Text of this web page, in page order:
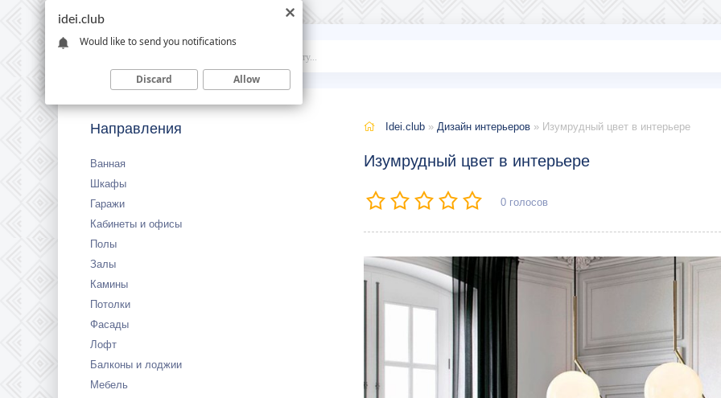
Idei
Направления
Ванная
Шкафы
Гаражи
Кабинеты и офисы
Полы
Залы
Камины
Потолки
Фасады
Лофт
Балконы и лоджии
Мебель
Idei.club » Дизайн интерьеров » Изумрудный цвет в интерьере
Изумрудный цвет в интерьере
0 голосов
idei.club
Would like to send you notifications
Discard Allow